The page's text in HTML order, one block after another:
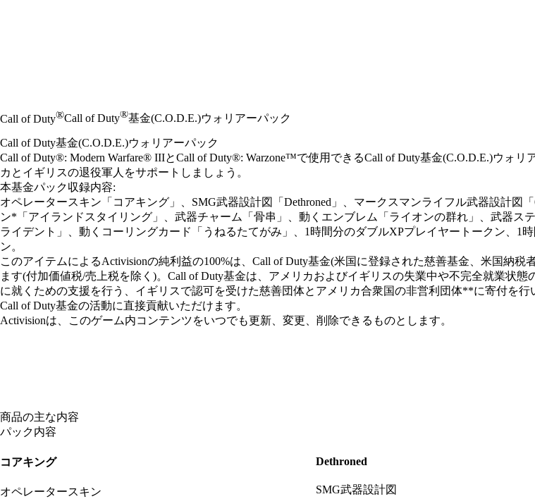
Call of Duty®Call of Duty®基金(C.O.D.E.)ウォリアーパック
Call of Duty基金(C.O.D.E.)ウォリアーパック
Call of Duty®: Modern Warfare® IIIとCall of Duty®: Warzone™で使用できるCall of Duty基金(C.O.D.E.)ウォリ
カとイギリスの退役軍人をサポートしましょう。
本基金パック収録内容:
オペレータースキン「コアキング」、SMG武器設計図「Dethroned」、マークスマンライフル武器設計図
ン*「アイランドスタイリング」、武器チャーム「骨串」、動くエンブレム「ライオンの群れ」、武器ス
ライデント」、動くコーリングカード「うねるたてがみ」、1時間分のダブルXPプレイヤートークン、1
ン。
このアイテムによるActivisionの純利益の100%は、Call of Duty基金(米国に登録された慈善基金、米国納税
ます(付加価値税/売上税を除く)。Call of Duty基金は、アメリカおよびイギリスの失業中や不完全就業状態
に就くための支援を行う、イギリスで認可を受けた慈善団体とアメリカ合衆国の非営利団体**に寄付を
Call of Duty基金の活動に直接貢献いただけます。
Activisionは、このゲーム内コンテンツをいつでも更新、変更、削除できるものとします。
商品の主な内容
パック内容
コアキング
オペレータースキン
Dethroned
SMG武器設計図